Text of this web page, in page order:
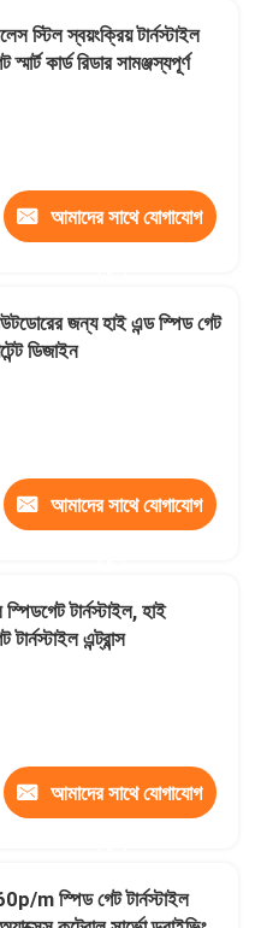
স্টিল স্বয়ংক্রিয় টার্নস্টাইল
স্মার্ট কার্ড রিডার সামঞ্জস্যপূর্ণ
আমাদের সাথে যোগাযোগ
জন্য হাই এন্ড স্পিড গেট
ডিজাইন
আমাদের সাথে যোগাযোগ
টার্নস্টাইল, হাই
টার্নস্টাইল এন্ট্রান্স
আমাদের সাথে যোগাযোগ
m স্পিড গেট টার্নস্টাইল